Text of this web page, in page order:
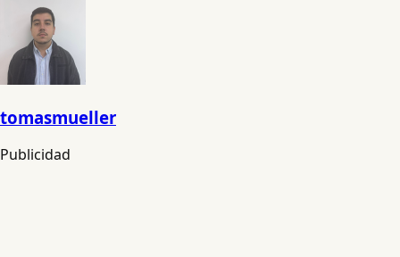
tomasmueller
Publicidad